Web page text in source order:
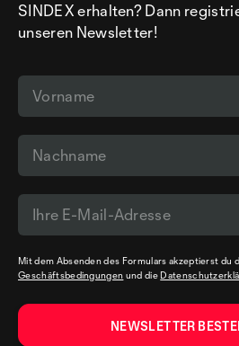
SINDEX erhalten? Dann
unseren Newsletter!
Mit dem Absenden des Formulars akzeptierst du
Geschäftsbedingungen und die